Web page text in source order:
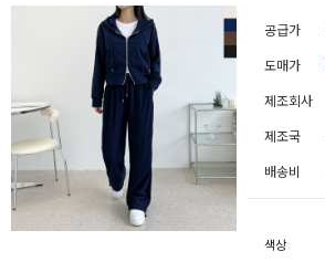
공급가
도매가
제조회사
제조국
배송비
색상